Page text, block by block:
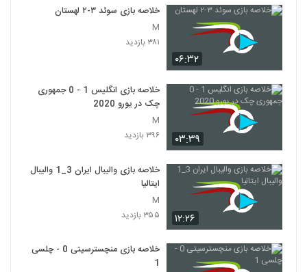
۰۶:۳۲
خلاصه بازی سوئد ۳-۲ لهستان
M
۳۸۱ بازدید
۰۳:۳۹
خلاصه بازی انگلیس 1 - 0 جمهوری
چک در یورو 2020
M
۳۹۶ بازدید
۱۲:۲۶
خلاصه بازی والیبال ایران 3_1 والیبال
ایتالیا
M
۳۵۵ بازدید
خلاصه بازی منچسترسیتی 0 - چلسی
1